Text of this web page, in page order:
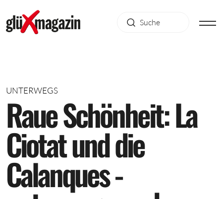
UNTERWEGS
RaueSchönheit:La
Ciotatunddie
Calanques-